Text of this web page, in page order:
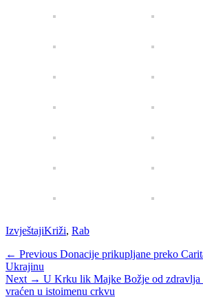
Categories
IzvještajiTags
Križi, Rab
Navigacija
objava
← Previous Previous
Donacije prikupljane preko
Ukrajinu
Next → Next
post:
U Krku lik Majke Božje od zdravlja
vraćen u istoimenu crkvu